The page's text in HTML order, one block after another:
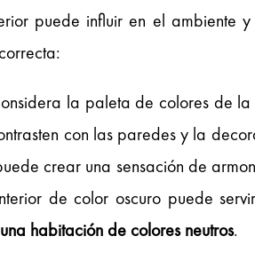
puede influir en el ambiente
la paleta de colores de
con las paredes y la
crear una sensación de
de color oscuro puede
habitación de colores neutros.